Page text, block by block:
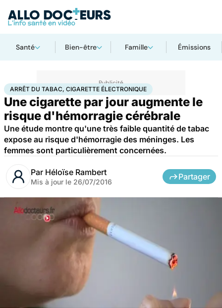
Santé Bien-être Famille Émissions
AccueilSantéArrêt du tabac, cigarette électronique
ARRÊT DU TABAC, CIGARETTE ÉLECTRONIQUE
Une cigarette par jour augmente le
risque d'hémorragie cérébrale
Une étude montre qu'une très faible quantité de tabac
expose au risque d'hémorragie des méninges. Les
femmes sont particulièrement concernées.
Par Héloïse Rambert
Mis à jour le 26/07/2016
Partager